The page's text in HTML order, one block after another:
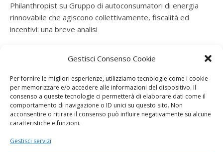
Gestisci Consenso Cookie
Per fornire le migliori esperienze, utilizziamo tecnologie come i cookie
per memorizzare e/o accedere alle informazioni del dispositivo. Il
consenso a queste tecnologie ci permetterà di elaborare dati come il
comportamento di navigazione o ID unici su questo sito. Non
acconsentire o ritirare il consenso può influire negativamente su alcune
caratteristiche e funzioni.
Gestisci servizi
Philanthropist su Gruppo di autoconsumatori di energia
rinnovabile che agiscono collettivamente, fiscalità ed
incentivi: una breve analisi
rinnovabile che agiscono collettivamente, fiscalità ed
ramatogelsuGruppo di autoconsumatori di energia
rinnovabile che agiscono collettivamente, fiscalità ed
incentivi: una breve analisi
consorzio per la produzione di energia elettrica